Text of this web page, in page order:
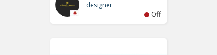
designer
Off